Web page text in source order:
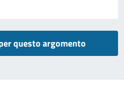
questo argomento